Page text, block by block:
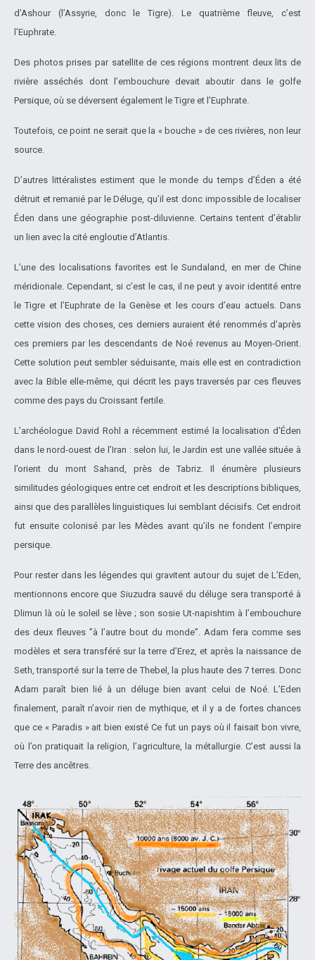
d’Ashour (l’Assyrie, donc le Tigre). Le quatrième fleuve, c’est
l’Euphrate.
Des photos prises par satellite de ces régions montrent deux lits de
rivière asséchés dont l’embouchure devait aboutir dans le golfe
Persique, où se déversent également le Tigre et l’Euphrate.
Toutefois, ce point ne serait que la « bouche » de ces rivières, non leur
source.
D’autres littéralistes estiment que le monde du temps d’Éden a été
détruit et remanié par le Déluge, qu’il est donc impossible de localiser
Éden dans une géographie post-diluvienne. Certains tentent d’établir
un lien avec la cité engloutie d’Atlantis.
L’une des localisations favorites est le Sundaland, en mer de Chine
méridionale. Cependant, si c’est le cas, il ne peut y avoir identité entre
le Tigre et l’Euphrate de la Genèse et les cours d’eau actuels. Dans
cette vision des choses, ces derniers auraient été renommés d’après
ces premiers par les descendants de Noé revenus au Moyen-Orient.
Cette solution peut sembler séduisante, mais elle est en contradiction
avec la Bible elle-même, qui décrit les pays traversés par ces fleuves
comme des pays du Croissant fertile.
L’archéologue David Rohl a récemment estimé la localisation d’Éden
dans le nord-ouest de l’Iran : selon lui, le Jardin est une vallée située à
l’orient du mont Sahand, près de Tabriz. Il énumère plusieurs
similitudes géologiques entre cet endroit et les descriptions bibliques,
ainsi que des parallèles linguistiques lui semblant décisifs. Cet endroit
fut ensuite colonisé par les Mèdes avant qu’ils ne fondent l’empire
persique.
Pour rester dans les légendes qui gravitent autour du sujet de L’Eden,
mentionnons encore que Siuzudra sauvé du déluge sera transporté à
Dlimun là où le soleil se lève ; son sosie Ut-napishtim à l’embouchure
des deux fleuves ”à l’autre bout du monde”. Adam fera comme ses
modèles et sera transféré sur la terre d’Erez, et après la naissance de
Seth, transporté sur la terre de Thebel, la plus haute des 7 terres. Donc
Adam paraît bien lié à un déluge bien avant celui de Noé. L’Eden
finalement, paraît n’avoir rien de mythique, et il y a de fortes chances
que ce « Paradis » ait bien existé Ce fut un pays où il faisait bon vivre,
où l’on pratiquait la religion, l’agriculture, la métallurgie. C’est aussi la
Terre des ancêtres.